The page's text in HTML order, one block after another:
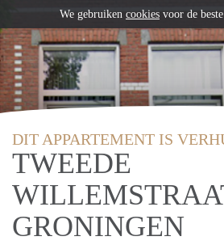
DIT APPARTEMENT IS
TWEEDE
GRONINGEN
We gebruiken cookies voor de